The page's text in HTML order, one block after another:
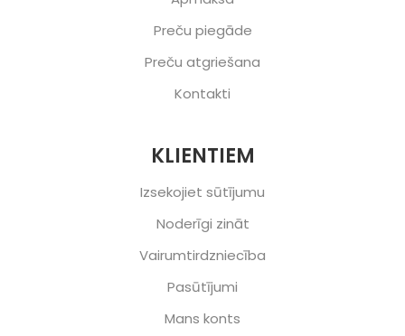
Preču piegāde
Preču atgriešana
Kontakti
KLIENTIEM
Izsekojiet sūtījumu
Noderīgi zināt
Vairumtirdzniecība
Pasūtījumi
Mans konts